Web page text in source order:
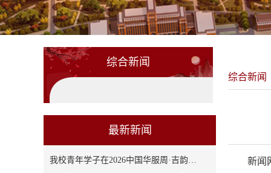
综合新闻
最新新闻
我校青年学子在2026中国华服周·吉韵…
综合新闻
新闻